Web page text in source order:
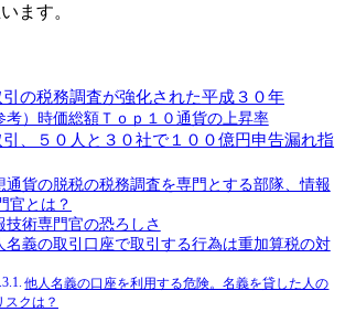
ます。
の税務調査が強化された平成３０年
考）時価総額Ｔｏｐ１０通貨の上昇率
、５０人と３０社で１００億円申告漏れ指
通貨の脱税の税務調査を専門とする部隊、情報
官とは？
技術専門官の恐ろしさ
名義の取引口座で取引する行為は重加算税の対
他人名義の口座を利用する危険。名義を貸した人の
スクは？